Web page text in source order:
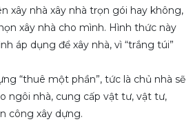
xây nhà xây nhà trọn gói hay không,
xây nhà cho mình. Hình thức này
áp dụng để xây nhà, vì “trắng túi”
“thuê một phần”, tức là chủ nhà sẽ
ngôi nhà, cung cấp vật tư, vật tư,
công xây dựng.